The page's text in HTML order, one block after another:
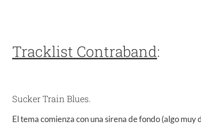
Tracklist Contraband:
Sucker Train Blues.
El tema comienza con una sirena de fondo (algo